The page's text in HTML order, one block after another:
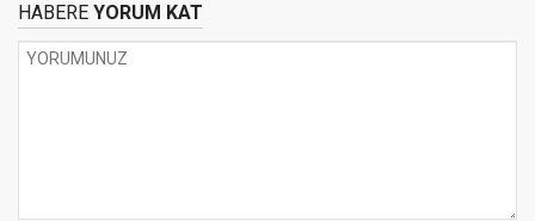
HABERE YORUM KAT